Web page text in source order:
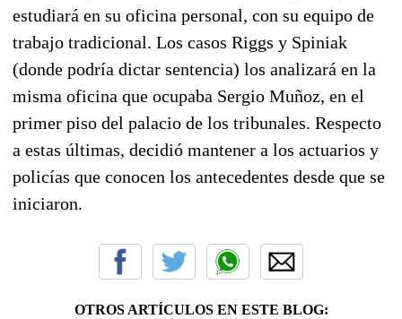
estudiará en su oficina personal, con su equipo de
trabajo tradicional. Los casos Riggs y Spiniak
(donde podría dictar sentencia) los analizará en la
misma oficina que ocupaba Sergio Muñoz, en el
primer piso del palacio de los tribunales. Respecto
a estas últimas, decidió mantener a los actuarios y
policías que conocen los antecedentes desde que se
iniciaron.
OTROS ARTÍCULOS EN ESTE BLOG: